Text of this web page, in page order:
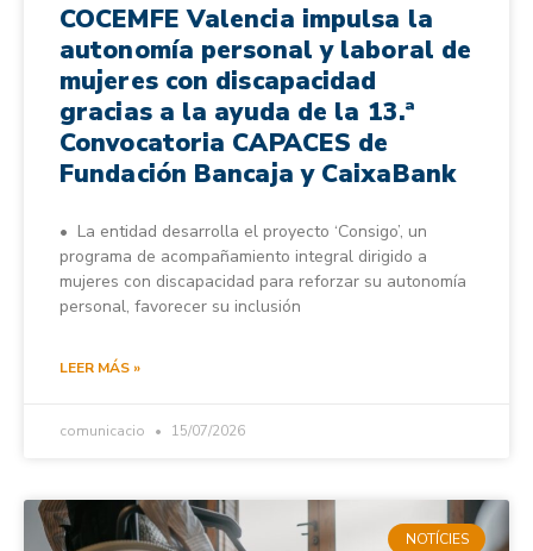
COCEMFE Valencia impulsa la
autonomía personal y laboral de
mujeres con discapacidad
gracias a la ayuda de la 13.ª
Convocatoria CAPACES de
Fundación Bancaja y CaixaBank
• La entidad desarrolla el proyecto ‘Consigo’, un
programa de acompañamiento integral dirigido a
mujeres con discapacidad para reforzar su autonomía
personal, favorecer su inclusión
LEER MÁS »
comunicacio 15/07/2026
NOTÍCIES